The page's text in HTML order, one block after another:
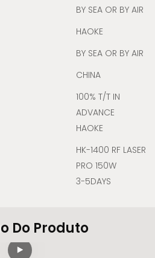
BY SEA OR BY AIR
HAOKE
BY SEA OR BY AIR
CHINA
100% T/T IN
ADVANCE
HAOKE
HK-1400 RF LASER
PRO 150W
3-5DAYS
Do Produto